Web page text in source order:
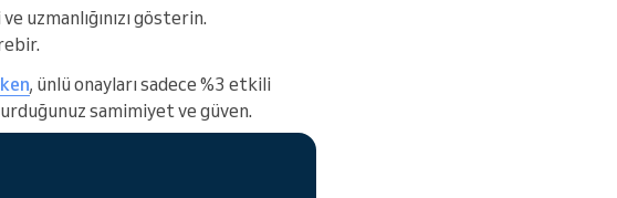
uzmanlığınızı gösterin.
, ünlü onayları sadece %3 etkili
samimiyet ve güven.